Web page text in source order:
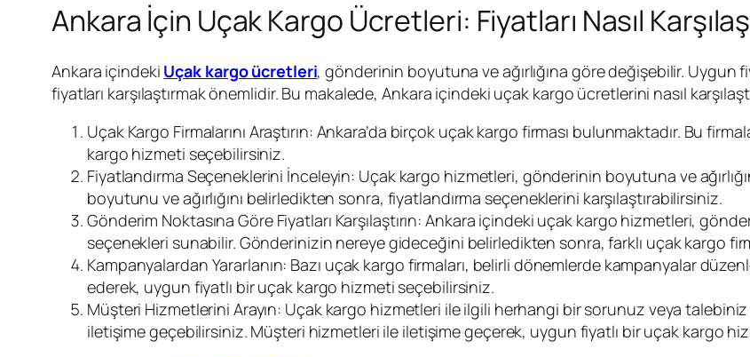
Ankara İçin Uçak Kargo Ücretleri: Fiyatları Nasıl
Ankara içindeki Uçak kargo ücretleri, gönderinin boyutuna ve ağırlığına göre değişebilir.
fiyatları karşılaştırmak önemlidir. Bu makalede, Ankara içindeki uçak kargo ücretlerini nasıl
Uçak Kargo Firmalarını Araştırın: Ankara’da birçok uçak kargo firması bulunmaktadır. Bu
kargo hizmeti seçebilirsiniz.
Fiyatlandırma Seçeneklerini İnceleyin: Uçak kargo hizmetleri, gönderinin boyutuna ve
boyutunu ve ağırlığını belirledikten sonra, fiyatlandırma seçeneklerini karşılaştırabilirsiniz.
Gönderim Noktasına Göre Fiyatları Karşılaştırın: Ankara içindeki uçak kargo hizmetleri,
seçenekleri sunabilir. Gönderinizin nereye gideceğini belirledikten sonra, farklı uçak kargo
Kampanyalardan Yararlanın: Bazı uçak kargo firmaları, belirli dönemlerde kampanyalar
ederek, uygun fiyatlı bir uçak kargo hizmeti seçebilirsiniz.
Müşteri Hizmetlerini Arayın: Uçak kargo hizmetleri ile ilgili herhangi bir sorunuz veya
iletişime geçebilirsiniz. Müşteri hizmetleri ile iletişime geçerek, uygun fiyatlı bir uçak kargo